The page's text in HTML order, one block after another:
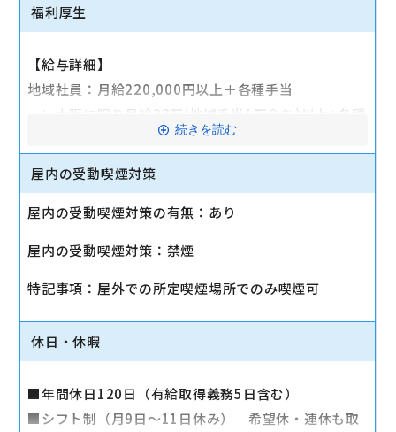
福利厚生
【給与詳細】
地域社員：月給220,000円以上＋各種手当
∟大阪に限り月給23万(地域手当1万含む)以上+各種
※令和8年4月より、基本給22万円に改定
◆手当◆
します）
・通勤手当（～2万円※規定有）
・役職手当（1万4千円～26万5千円/月）
・インナー手当（～2万円※規定有）
・家族住宅手当（配1万円/月 子3千円/月 住宅1万
円/月 ※規定有）
続きを読む
屋内の受動喫煙対策
屋内の受動喫煙対策の有無：あり
屋内の受動喫煙対策：禁煙
特記事項：屋外での所定喫煙場所でのみ喫煙可
休日・休暇
■年間休日120日（有給取得義務5日含む）
■シフト制（月9日～11日休み） 希望休・連休も取